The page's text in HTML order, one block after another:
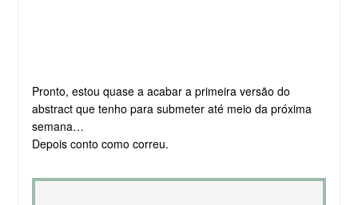
Pronto, estou quase a acabar a primeira versão do
abstract que tenho para submeter até meio da próxima
semana…
Depois conto como correu.